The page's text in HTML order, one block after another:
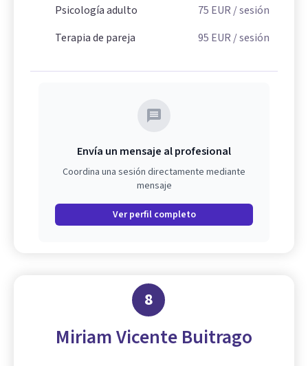
Psicología adulto
75 EUR / sesión
Terapia de pareja
95 EUR / sesión
Envía un mensaje al profesional
Coordina una sesión directamente mediante
mensaje
Ver perfil completo
8
Miriam Vicente Buitrago